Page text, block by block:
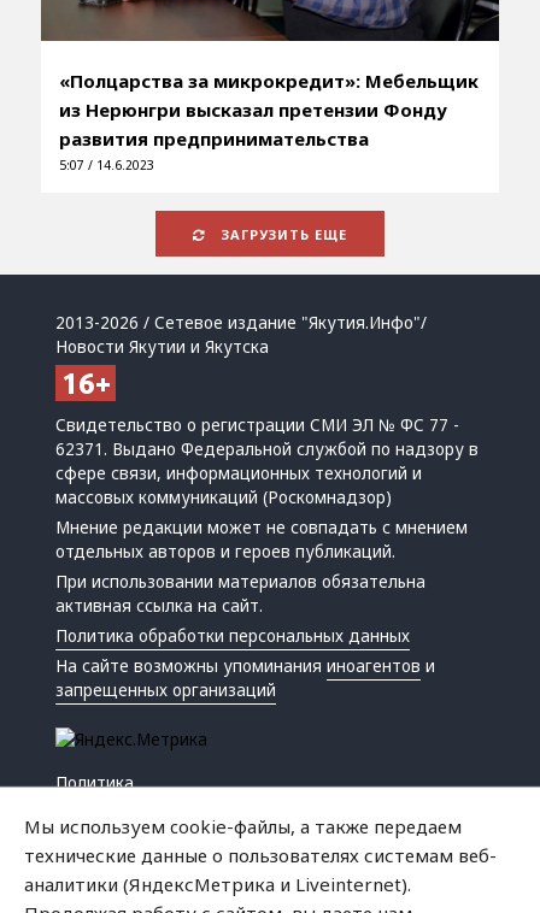
«Полцарства за микрокредит»: Мебельщик
из Нерюнгри высказал претензии Фонду
развития предпринимательства
5:07 / 14.6.2023
ЗАГРУЗИТЬ ЕЩЕ
2013-2026 / Сетевое издание "Якутия.Инфо"/
Новости Якутии и Якутска
Свидетельство о регистрации СМИ ЭЛ № ФС 77 -
62371. Выдано Федеральной службой по надзору в
сфере связи, информационных технологий и
массовых коммуникаций (Роскомнадзор)
Мнение редакции может не совпадать с мнением
отдельных авторов и героев публикаций.
При использовании материалов обязательна
активная ссылка на сайт.
Политика обработки персональных данных
На сайте возможны упоминанияиноагентов и
запрещенных организаций
Политика
Мы используем cookie-файлы, а также передаем
технические данные о пользователях системам веб-
аналитики (ЯндексМетрика и Liveinternet).